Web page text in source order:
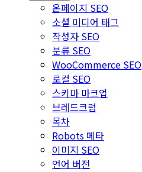
온페이지 SEO
소셜 미디어 태그
작성자 SEO
분류 SEO
WooCommerce SEO
로컬 SEO
스키마 마크업
브레드크럼
목차
Robots 메타
이미지 SEO
언어 버전